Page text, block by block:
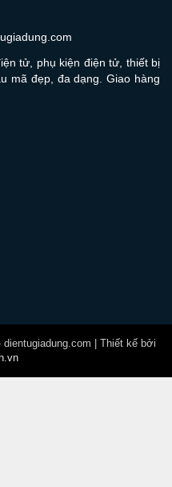
dụng, bạn nhé!
tử, phụ kiện điện tử, thiết bị
mã đẹp, đa dạng. Giao hàng
| Thiết kế bởi